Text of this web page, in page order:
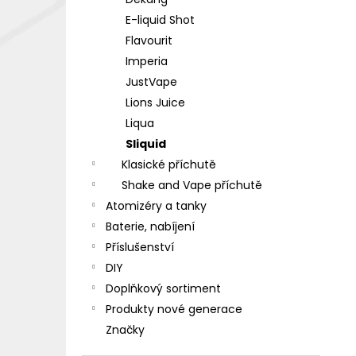
E-liquid Shot
Flavourit
Imperia
JustVape
Lions Juice
Liqua
Sliquid
Klasické příchutě
Shake and Vape příchutě
Atomizéry a tanky
Baterie, nabíjení
Příslušenství
DIY
Doplňkový sortiment
Produkty nové generace
Značky
DEKANG DESERT SHIP 10ML 18MG
155 Kč
Původně:195 Kč